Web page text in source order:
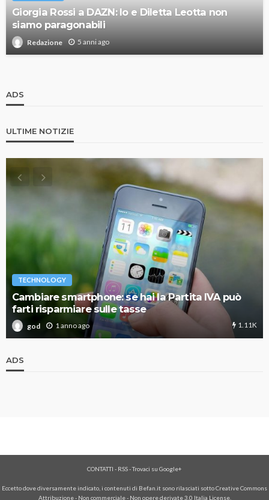
Giorgia Rossi a DAZN: Io e Diletta Leotta non
siamo paragonabili
Redazione 5 anni ago
ADS
ULTIME NOTIZIE
TECHNOLOGY
Cambiare smartphone: se hai la Partita IVA può
farti risparmiare sulle tasse
god 1 anno ago 1.11K
ADS
CONTATTI - RSS-Trovaci su Google+
Eccetto dove diversamente indicato, i contenuti di Befan.it sono rilasciati sotto Creative Commons
Attribuzione - Non commerciale - Non opere derivate 3.0 Italia License.